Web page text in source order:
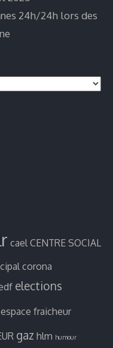
24h/24h lors des
cael CENTRE SOCIAL
corona
elections
espace fraicheur
gaz hlm humour